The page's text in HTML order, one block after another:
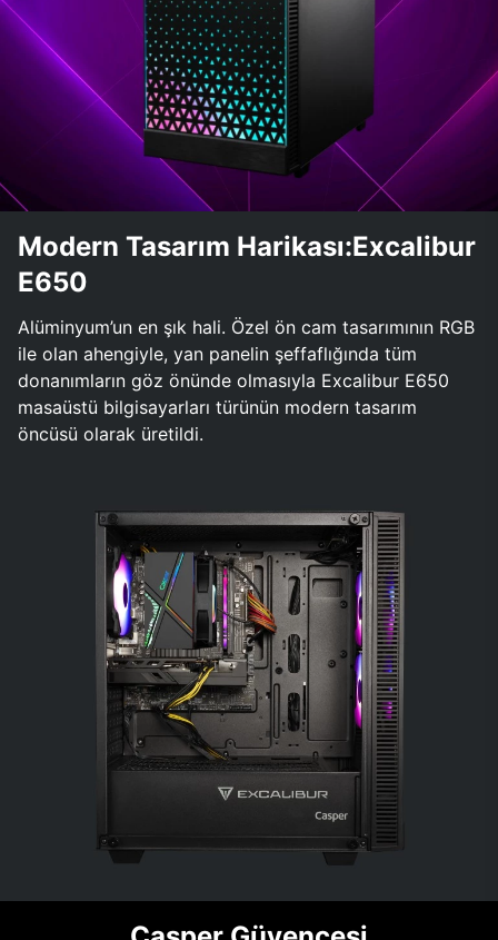
Modern Tasarım Harikası:Excalibur
E650
Alüminyum’un en şık hali. Özel ön cam tasarımının RGB
ile olan ahengiyle, yan panelin şeffaflığında tüm
donanımların göz önünde olmasıyla Excalibur E650
masaüstü bilgisayarları türünün modern tasarım
öncüsü olarak üretildi.